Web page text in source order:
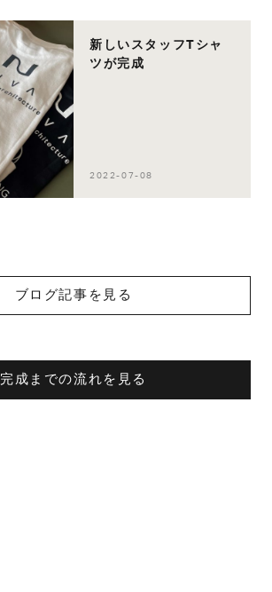
新しいスタッフTシャ
ツが完成
2022-07-08
ブログ記事を見る
完成までの流れを見る